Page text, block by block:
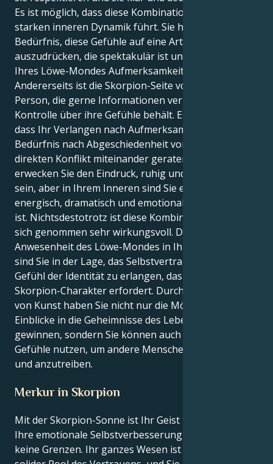
Es ist möglich, dass diese Kombination zu einer
starken inneren Dynamik führt. Sie haben das
Bedürfnis, diese Gefühle auf eine Art und Weise
auszudrücken, die spektakulär ist und aufgrund
Ihres Löwe-Mondes Aufmerksamkeit erregt.
Andererseits ist die Skorpion-Seite von Ihnen eine
Person, die gerne Informationen verbirgt und die
Kontrolle über ihre Gefühle behält. Es ist möglich,
dass Ihr Verlangen nach Aufmerksamkeit und Ihr
Bedürfnis nach Abgeschiedenheit von nun an in
direkten Konflikt miteinander geraten. Nach außen
erwecken Sie den Eindruck, ruhig und beherrscht zu
sein, aber in Ihrem Inneren sind Sie eine Person, die
energisch, dramatisch und emotional ausdrucksstark
ist. Nichtsdestotrotz ist diese Kombination auch für
sich genommen sehr wirkungsvoll. Durch die
Anwesenheit des Löwe-Mondes in Ihrem Horoskop
sind Sie in der Lage, das Selbstvertrauen und das
Gefühl der Identität zu erlangen, das Ihr kraftvoller
Skorpion-Charakter erfordert. Durch das Schaffen
von Kunst haben Sie nicht nur die Möglichkeit,
Einblicke in die Geheimnisse des Lebens zu
gewinnen, sondern Sie können auch Ihre tiefen
Gefühle nutzen, um andere Menschen zu inspirieren
und anzutreiben.
Merkur in Skorpion
Mit der Skorpion-Sonne ist Ihr Geist tiefgründig, und
Ihre emotionale Selbstverbesserung kennt wenig bis
keine Grenzen. Ihr ganzes Wesen ist ein dunkler und